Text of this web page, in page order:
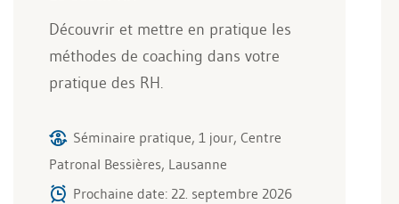
Découvrir et mettre en pratique les
méthodes de coaching dans votre
pratique des RH.
Séminaire pratique, 1 jour, Centre
Patronal Bessières, Lausanne
Prochaine date: 22. septembre 2026